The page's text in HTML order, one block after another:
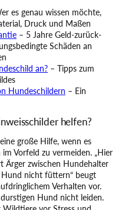
es genau wissen möchte,
Druck und Maßen
– 5 Jahre Geld-zurück-
Schäden an
an? – Tipps zum
Hundeschildern – Ein
helfen?
große Hilfe, wenn es
Vorfeld zu vermeiden. „Hier
Ärger zwischen Hundehalter
Hund nicht füttern“ beugt
Verhalten vor.
durstigen Hund nicht leiden.